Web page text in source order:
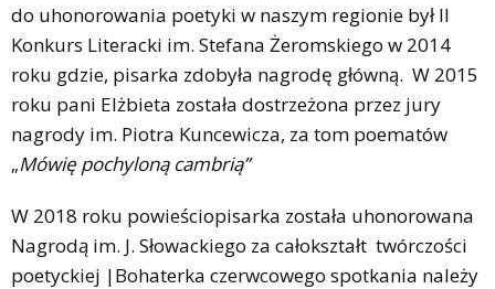
do uhonorowania poetyki w naszym regionie był II
Konkurs Literacki im. Stefana Żeromskiego w 2014
roku gdzie, pisarka zdobyła nagrodę główną. W 2015
roku pani Elżbieta została dostrzeżona przez jury
nagrody im. Piotra Kuncewicza, za tom poematów
„Mówię pochyloną cambrią”
W 2018 roku powieściopisarka została uhonorowana
Nagrodą im. J. Słowackiego za całokształt twórczości
poetyckiej |Bohaterka czerwcowego spotkania należy